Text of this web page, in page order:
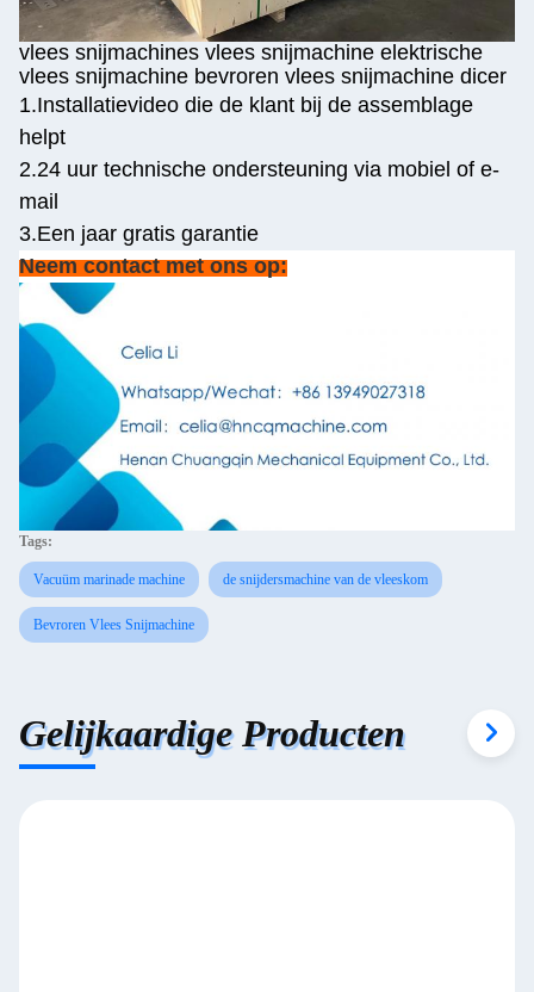
vlees snijmachines vlees snijmachine elektrische
vlees snijmachine bevroren vlees snijmachine dicer
1.Installatievideo die de klant bij de assemblage
helpt
2.24 uur technische ondersteuning via mobiel of e-
mail
3.Een jaar gratis garantie
Neem contact met ons op:
Tags:
Vacuüm marinade machine de snijdersmachine van de vleeskom
Bevroren Vlees Snijmachine
Gelijkaardige Producten